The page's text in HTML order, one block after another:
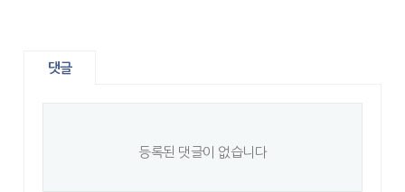
댓글
등록된 댓글이 없습니다